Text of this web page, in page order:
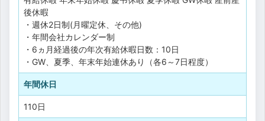
後休暇
・週休2日制(月曜定休、その他)
・年間会社カレンダー制
・6ヵ月経過後の年次有給休暇日数：10日
・GW、夏季、年末年始連休あり（各6～7日程度）
年間休日
110日